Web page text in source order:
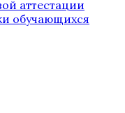
аттестации
обучающихся